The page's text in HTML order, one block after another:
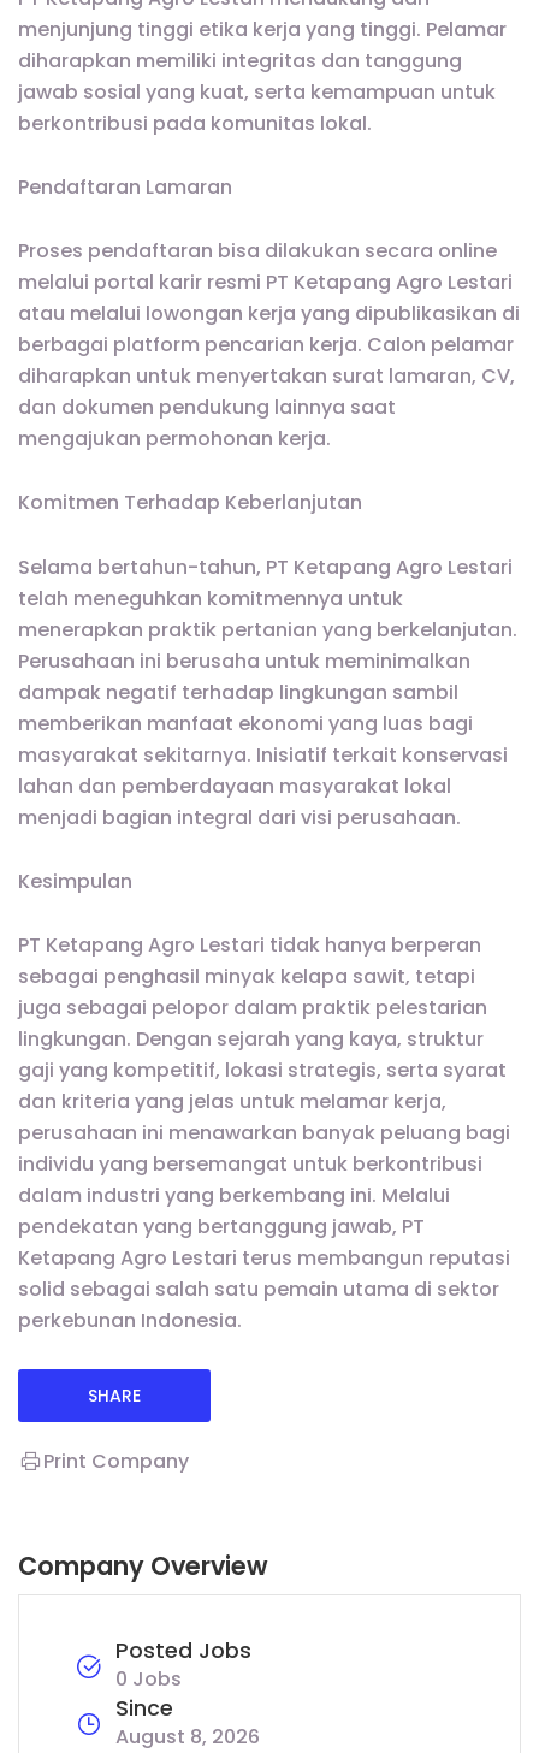
menjunjung tinggi etika kerja yang tinggi. Pelamar
diharapkan memiliki integritas dan tanggung
jawab sosial yang kuat, serta kemampuan untuk
berkontribusi pada komunitas lokal.
Pendaftaran Lamaran
Proses pendaftaran bisa dilakukan secara online
melalui portal karir resmi PT Ketapang Agro Lestari
atau melalui lowongan kerja yang dipublikasikan di
berbagai platform pencarian kerja. Calon pelamar
diharapkan untuk menyertakan surat lamaran, CV,
dan dokumen pendukung lainnya saat
mengajukan permohonan kerja.
Komitmen Terhadap Keberlanjutan
Selama bertahun-tahun, PT Ketapang Agro Lestari
telah meneguhkan komitmennya untuk
menerapkan praktik pertanian yang berkelanjutan.
Perusahaan ini berusaha untuk meminimalkan
dampak negatif terhadap lingkungan sambil
memberikan manfaat ekonomi yang luas bagi
masyarakat sekitarnya. Inisiatif terkait konservasi
lahan dan pemberdayaan masyarakat lokal
menjadi bagian integral dari visi perusahaan.
Kesimpulan
PT Ketapang Agro Lestari tidak hanya berperan
sebagai penghasil minyak kelapa sawit, tetapi
juga sebagai pelopor dalam praktik pelestarian
lingkungan. Dengan sejarah yang kaya, struktur
gaji yang kompetitif, lokasi strategis, serta syarat
dan kriteria yang jelas untuk melamar kerja,
perusahaan ini menawarkan banyak peluang bagi
individu yang bersemangat untuk berkontribusi
dalam industri yang berkembang ini. Melalui
pendekatan yang bertanggung jawab, PT
Ketapang Agro Lestari terus membangun reputasi
solid sebagai salah satu pemain utama di sektor
perkebunan Indonesia.
SHARE
Print Company
Company Overview
Posted Jobs
0 Jobs
Since
August 8, 2026